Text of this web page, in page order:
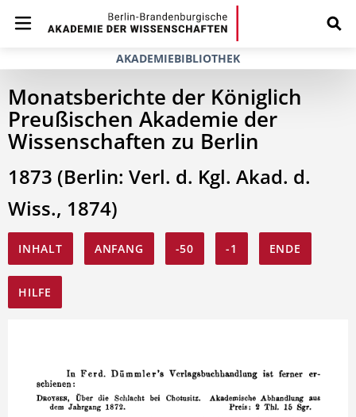
AKADEMIEBIBLIOTHEK
Monatsberichte der Königlich
Preußischen Akademie der
Wissenschaften zu Berlin
1873 (Berlin: Verl. d. Kgl. Akad. d.
Wiss., 1874)
INHALT ANFANG -50 -1 ENDE
HILFE